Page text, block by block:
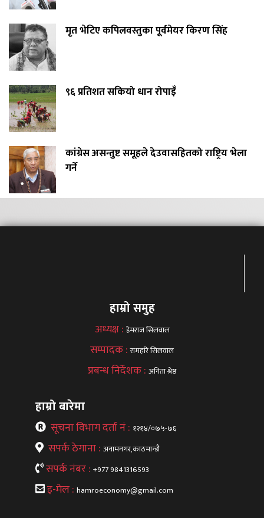
मृत भेटिए कपिलवस्तुका पूर्वमेयर किरण सिंह
९६ प्रतिशत सकियो धान रोपाइँ
कांग्रेस असन्तुष्ट समूहले देउवासहितको राष्ट्रिय भेला
गर्ने
हाम्रो समुह
अध्यक्ष : हेमराज सिलवाल
सम्पादक :रामहरि सिलवाल
प्रबन्ध निर्देशक : अनिता श्रेष्ठ
हाम्रो बारेमा
सूचना विभाग दर्ता नं : १२१४/०७५-७६
सपर्क ठेगाना : अनामनगर,काठमान्डौ
सपर्क नंबर : +977 9841316593
इ-मेल : hamroeconomy@gmail.com